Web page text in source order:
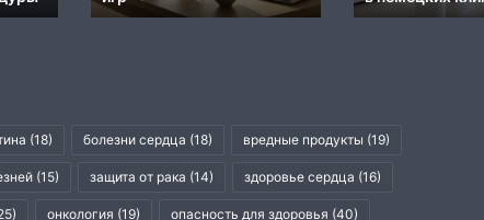
и
(18) болезни сердца (18) вредные продукты (19)
(15) защита от рака (14) здоровье сердца (16)
онкология (19) опасность для здоровья (40)